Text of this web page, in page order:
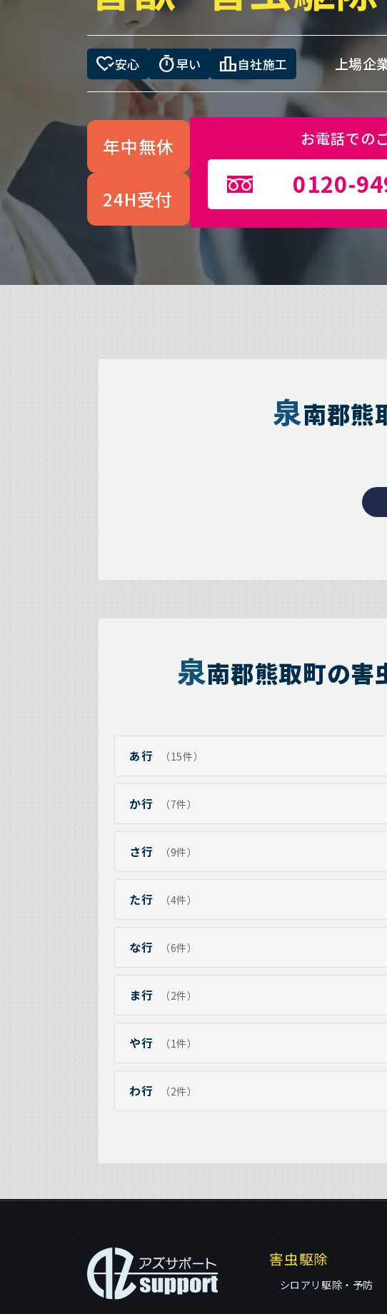
heart_check安心 timer早い leaderboard自社施工 上場企
年中無休
24H受付
お電話での
0120-
泉南郡熊
泉南郡熊取町の害
あ行 （15件）
か行 （7件）
さ行 （9件）
た行 （4件）
な行 （6件）
ま行 （2件）
や行 （1件）
わ行 （2件）
害虫駆除
シロアリ駆除・予防